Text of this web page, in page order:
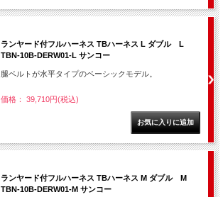
ランヤード付フルハーネス TBハーネス L ダブル L
TBN-10B-DERW01-L サンコー
腿ベルトが水平タイプのベーシックモデル。
価格： 39,710円(税込)
ランヤード付フルハーネス TBハーネス M ダブル M
TBN-10B-DERW01-M サンコー